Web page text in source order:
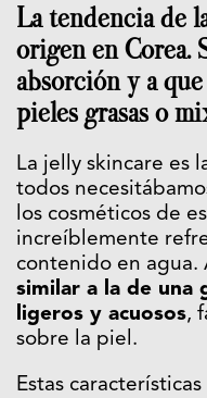
La tendencia de
origen en Corea.
absorción y a
pieles grasas o
La jelly skincare es
todos
los cosméticos de
increíblemente
contenido en agua.
similar a la de una
ligeros y acuosos,
sobre la piel.
Estas